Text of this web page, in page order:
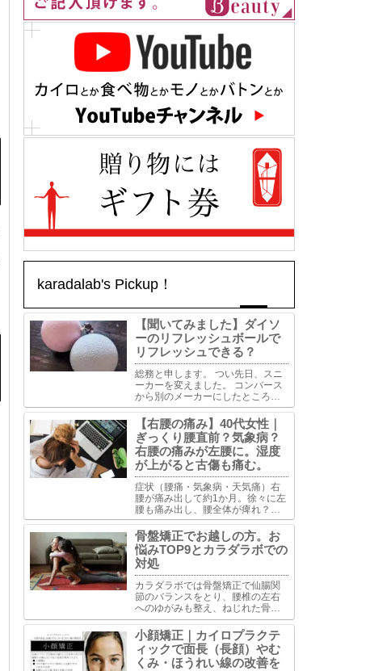
karadalab's Pickup！
【聞いてみました】ダイソ
ーのリフレッシュボールで
リフレッシュできる？
総務と申します。 つい先日、スニ
ーカーを変えました。 コンバース
から別のメーカーにしたところ今
までせんべい布団だったものがふ
かふかベッドになったようで夢心
地。とはいかずふわふわしすぎて
足首くねくね固定できずで歩きづ
らい。で古傷うずいて軽い捻...
【右腰の痛み】40代女性｜
ぎっくり腰直前？気象病？
右腰の痛みが左腰に。湿度
が上がると古傷も痛む。
症状（腰痛・気象病・天気痛）右
腰が痛み出して約1か月。徐々に左
腰も痛み出し、腰全体が痺れ？麻
痺？した感覚。椅子から立ち上が
る時、グラグラした感じで以前経
験したぎっくり腰の時と似ていて
慎重に立ち上がっている。今は骨
盤ベルトで固定して生活してい...
骨盤矯正でお越しの方。お
悩みTOP9とカラダラボでの
対処
カラダラボでは骨盤矯正で仙腸関
節のバランスをとり、腰椎の左右
へのゆがみも整え、ねじれた骨盤
を安定させるようアプローチしま
す。骨盤を安定させることで体全
体のバランス整え、骨盤のゆがみ
が原因で生じた状態の改善を目指
します。
小顔矯正｜カイロプラクテ
ィックで面長（長顔）やむ
くみ・ほうれい線の改善を